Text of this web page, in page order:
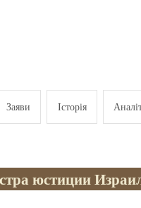
Заяви Історія
юстиции